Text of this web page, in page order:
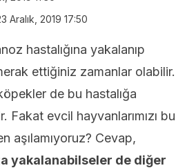
Aralık, 2019 17:50
hastalığına yakalanıp
ettiğiniz zamanlar olabilir.
de bu hastalığa
Fakat evcil hayvanlarımızı bu
aşılamıyoruz? Cevap,
yakalanabilseler de diğer